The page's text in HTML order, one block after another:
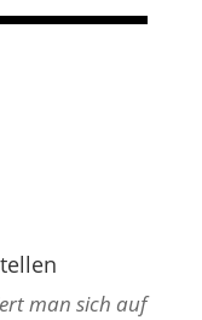
man sich auf